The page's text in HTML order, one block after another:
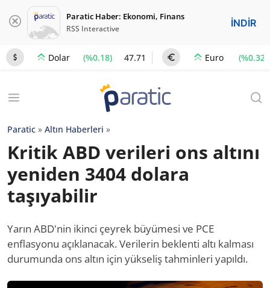
Paratic Haber: Ekonomi, Finans
RSS Interactive İNDİR
Dolar (%0.18) 47.71 Euro (%0.32)
Paratic » Altın Haberleri »
Kritik ABD verileri ons altını
yeniden 3404 dolara
taşıyabilir
Yarın ABD'nin ikinci çeyrek büyümesi ve PCE
enflasyonu açıklanacak. Verilerin beklenti altı kalması
durumunda ons altın için yükseliş tahminleri yapıldı.